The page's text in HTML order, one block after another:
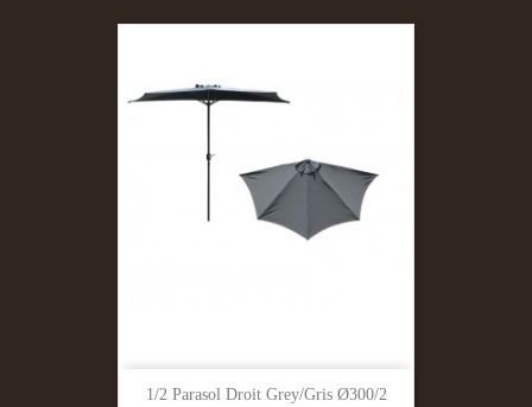
1/2 Parasol Droit Grey/Gris Ø300/2